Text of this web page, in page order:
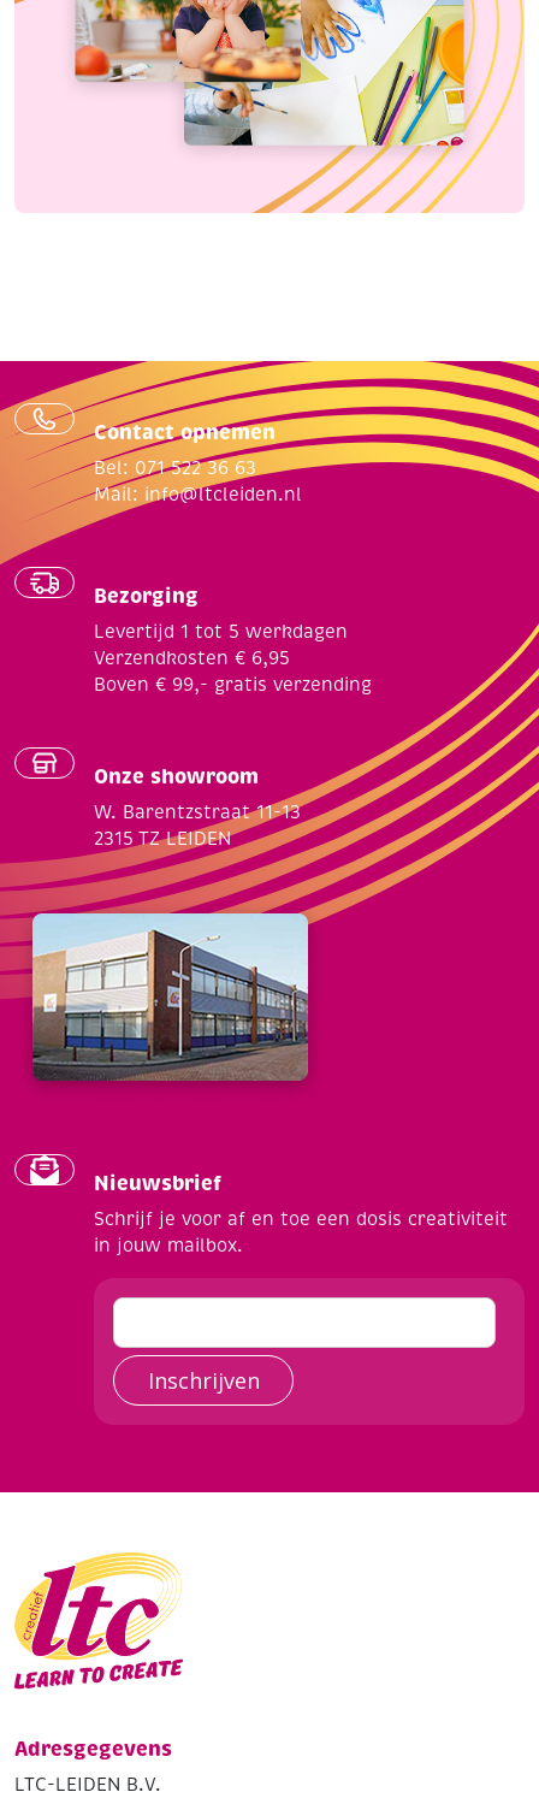
Contact opnemen
Bel: 071 522 36 63
Mail: info@ltcleiden.nl
Bezorging
Levertijd 1 tot 5 werkdagen
Verzendkosten € 6,95
Boven € 99,- gratis verzending
Onze showroom
W. Barentzstraat 11-13
2315 TZ LEIDEN
Nieuwsbrief
Schrijf je voor af en toe een dosis creativiteit
in jouw mailbox.
Inschrijven
Adresgegevens
LTC-LEIDEN B.V.